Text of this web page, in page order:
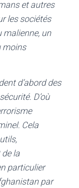
et autres
les sociétés
malienne, un
moins
d’abord des
D’où
Cela
la
particulier
par